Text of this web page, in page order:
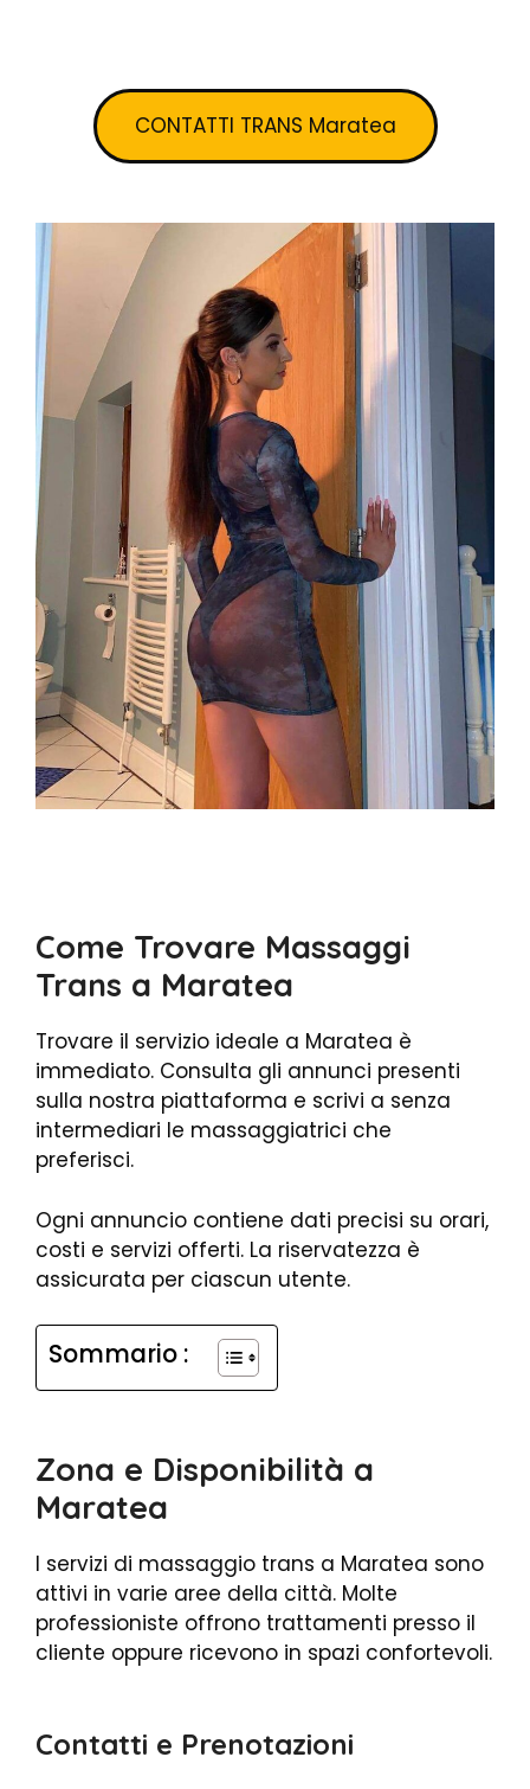
CONTATTI TRANS Maratea
Come Trovare Massaggi
Trans a Maratea
Trovare il servizio ideale a Maratea è
immediato. Consulta gli annunci presenti
sulla nostra piattaforma e scrivi a senza
intermediari le massaggiatrici che
preferisci.
Ogni annuncio contiene dati precisi su orari,
costi e servizi offerti. La riservatezza è
assicurata per ciascun utente.
Sommario :
Zona e Disponibilità a
Maratea
I servizi di massaggio trans a Maratea sono
attivi in varie aree della città. Molte
professioniste offrono trattamenti presso il
cliente oppure ricevono in spazi confortevoli.
Contatti e Prenotazioni